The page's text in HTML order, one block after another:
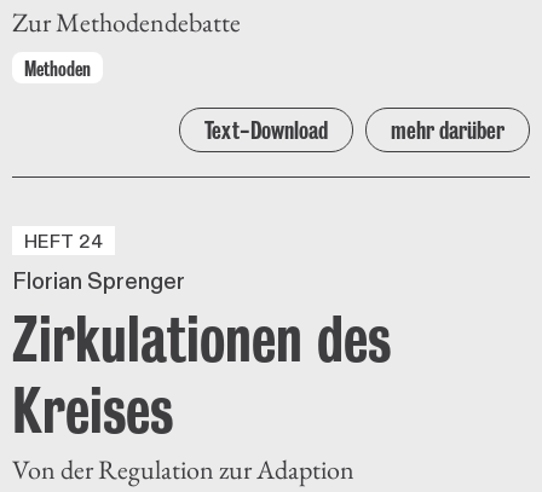
Zur Methodendebatte
Methoden
Text-Download mehr darüber
HEFT 24
Florian Sprenger
Zirkulationen des
Kreises
Von der Regulation zur Adaption